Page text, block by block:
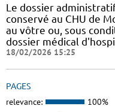
Le dossier
conservé au CHU de
au vôtre ou, sous
dossier médical
18/02/2026 15:25
PAGES
relevance: 100%